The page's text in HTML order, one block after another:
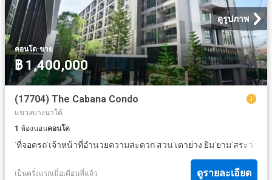
ดูรูปภาพ
คอนโด·ขาย
฿ 1,400,000
(17704) The Cabana Condo
แขวงบางนาใต้
1 ห้องนอนคอนโด
·ที่จอดรถ·เจ้าหน้าที่อำนวยความสะดวก·สวน·เตาย่าง·ยิม·ยาม·สระว่ายน้
เป็นครั่งแรกเมื่อเดือนที่แล้ว ดูรายละเอียด